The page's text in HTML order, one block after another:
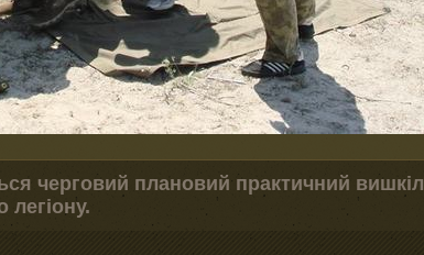
черговий плановий практичний вишкіл
легіону.